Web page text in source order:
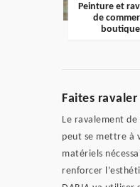
Peinture et
de
Faites
Le ravalement
peut se mettre à
matériels
renforcer